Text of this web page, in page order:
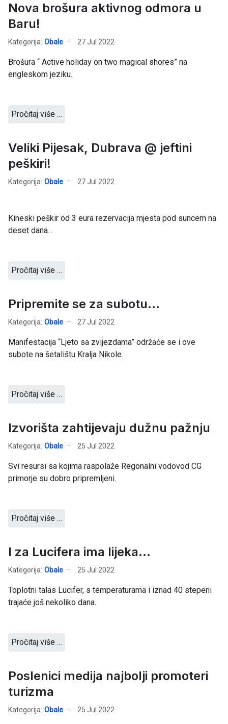
Nova brošura aktivnog odmora u
Baru!
Kategorija: Obale 27 Jul 2022
Brošura “ Active holiday on two magical shores” na
engleskom jeziku.
Pročitaj više …
Veliki Pijesak, Dubrava @ jeftini
peškiri!
Kategorija: Obale 27 Jul 2022
Kineski peškir od 3 eura rezervacija mjesta pod suncem na
deset dana...
Pročitaj više …
Pripremite se za subotu...
Kategorija: Obale 27 Jul 2022
Manifestacija “Ljeto sa zvijezdama” održaće se i ove
subote na šetalištu Kralja Nikole.
Pročitaj više …
Izvorišta zahtijevaju dužnu pažnju
Kategorija: Obale 25 Jul 2022
Svi resursi sa kojima raspolaže Regonalni vodovod CG
primorje su dobro pripremljeni.
Pročitaj više …
I za Lucifera ima lijeka...
Kategorija: Obale 25 Jul 2022
Toplotni talas Lucifer, s temperaturama i iznad 40 stepeni
trajaće još nekoliko dana.
Pročitaj više …
Poslenici medija najbolji promoteri
turizma
Kategorija: Obale 25 Jul 2022